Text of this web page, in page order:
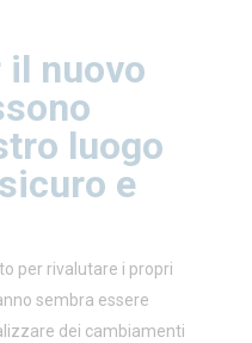
nuovo
luogo
e
per rivalutare i propri
sembra essere
dei cambiamenti